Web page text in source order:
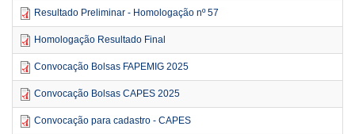
Resultado Preliminar - Homologação nº 57
Homologação Resultado Final
Convocação Bolsas FAPEMIG 2025
Convocação Bolsas CAPES 2025
Convocação para cadastro - CAPES